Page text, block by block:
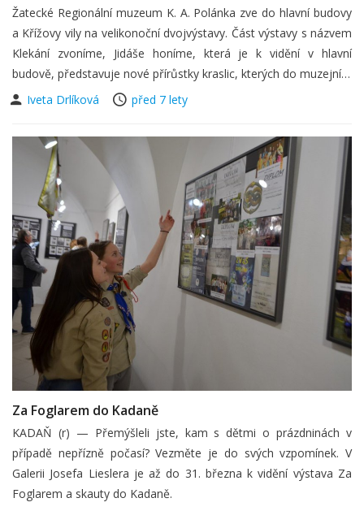
Žatecké Regionální muzeum K. A. Polánka zve do hlavní budovy
a Křížovy vily na velikonoční dvojvýstavy. Část výstavy s názvem
Klekání zvoníme, Jidáše honíme, která je k vidění v hlavní
budově, představuje nové přírůstky kraslic, kterých do muzejní…
Iveta Drlíková
před 7 lety
Za Foglarem do Kadaně
KADAŇ (r) — Přemýšleli jste, kam s dětmi o prázdninách v
případě nepřízně počasí? Vezměte je do svých vzpomínek. V
Galerii Josefa Lieslera je až do 31. března k vidění výstava Za
Foglarem a skauty do Kadaně.